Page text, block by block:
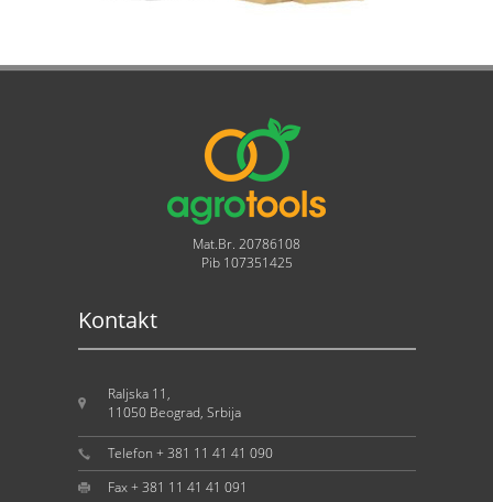
Mat.Br. 20786108
Pib 107351425
Kontakt
Raljska 11,
11050 Beograd, Srbija
Telefon + 381 11 41 41 090
Fax + 381 11 41 41 091